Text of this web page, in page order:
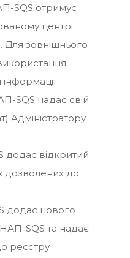
SQS отримує
центрі
Для зовнішнього
SQS надає свій
Адміністратору
додає відкритий
дозволених до
додає нового
SQS та надає
реєстру